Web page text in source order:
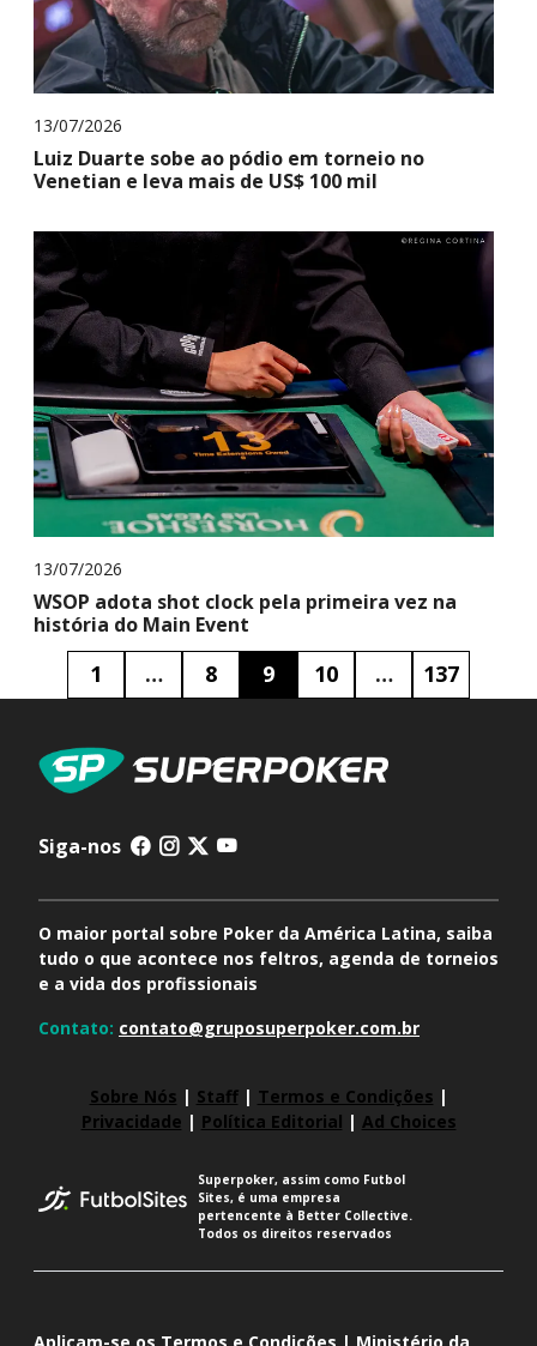
13/07/2026
Luiz Duarte sobe ao pódio em torneio no
Venetian e leva mais de US$ 100 mil
13/07/2026
WSOP adota shot clock pela primeira vez na
história do Main Event
1 … 8 9 10 … 137
Siga-nos
O maior portal sobre Poker da América Latina, saiba
tudo o que acontece nos feltros, agenda de torneios
e a vida dos profissionais
Contato: contato@gruposuperpoker.com.br
Sobre Nós | Staff| Termos e Condições |
Privacidade | Política Editorial | Ad Choices
Superpoker, assim como Futbol
Sites, é uma empresa
pertencente à Better Collective.
Todos os direitos reservados